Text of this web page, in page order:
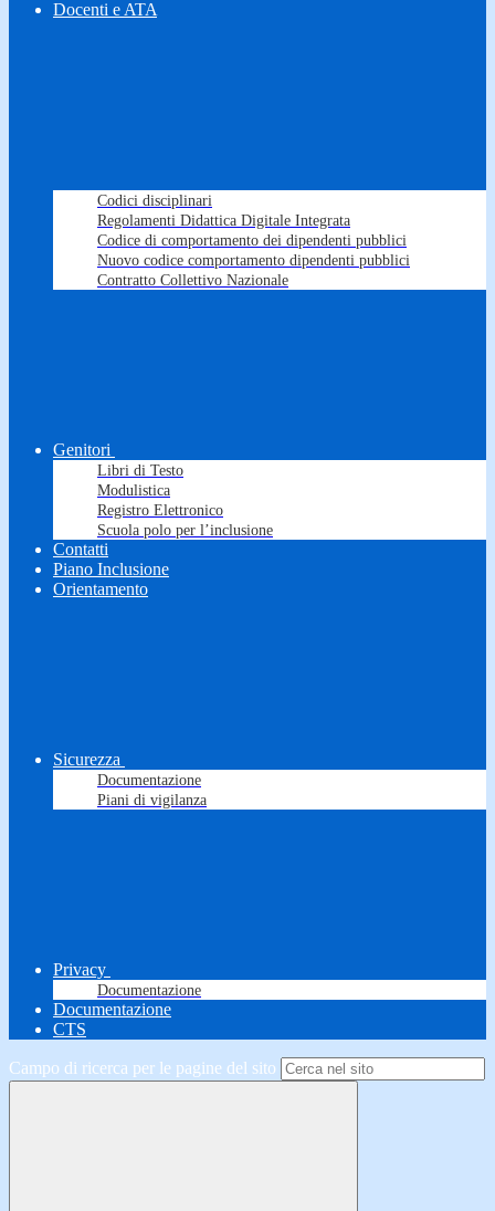
Docenti e ATA
Codici disciplinari
Regolamenti Didattica Digitale Integrata
Codice di comportamento dei dipendenti pubblici
Nuovo codice comportamento dipendenti pubblici
Contratto Collettivo Nazionale
Genitori
Libri di Testo
Modulistica
Registro Elettronico
Scuola polo per l’inclusione
Contatti
Piano Inclusione
Orientamento
Sicurezza
Documentazione
Piani di vigilanza
Privacy
Documentazione
Documentazione
CTS
Campo di ricerca per le pagine del sito